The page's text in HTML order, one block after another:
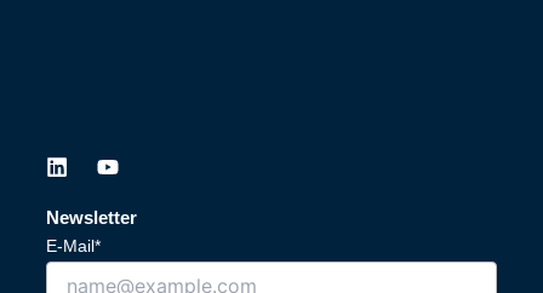
L
n
k
e
Y
u
t
Newsletter
E-Mail*